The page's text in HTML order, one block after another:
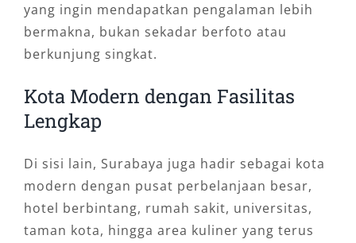
yang ingin mendapatkan pengalaman lebih
bermakna, bukan sekadar berfoto atau
berkunjung singkat.
Kota Modern dengan Fasilitas
Lengkap
Di sisi lain, Surabaya juga hadir sebagai kota
modern dengan pusat perbelanjaan besar,
hotel berbintang, rumah sakit, universitas,
taman kota, hingga area kuliner yang terus